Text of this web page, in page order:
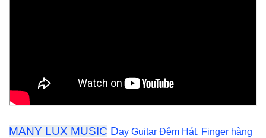
MANY LUX MUSIC Dạy Guitar Đệm Hát, Finger hàng